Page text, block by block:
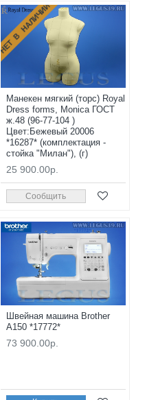
НЕТ В НАЛИЧИИ
Манекен мягкий (торс) Royal
Dress forms, Monica ГОСТ
ж.48 (96-77-104 )
Цвет:Бежевый 20006
*16287* (комплектация -
стойка "Милан"), (г)
25 900.00р.
Сообщить
Швейная машина Brother
A150 *17772*
73 900.00р.